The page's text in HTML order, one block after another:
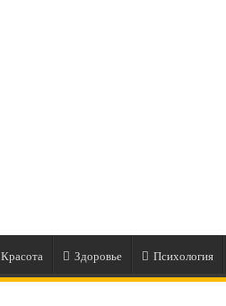
Красота Здоровье Психология